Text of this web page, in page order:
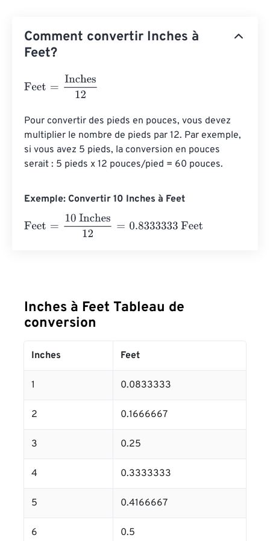
Comment convertir Inches à
Feet?
Feet= Inches12
Pour convertir des pieds en pouces, vous devez
multiplier le nombre de pieds par 12. Par exemple,
si vous avez 5 pieds, la conversion en pouces
serait : 5 pieds x 12 pouces/pied = 60 pouces.
Exemple: Convertir 10 Inches à Feet
Feet = 10 Inches12=0.8333333 Feet
Inches à Feet Tableau de
conversion
Inches Feet
1 0.0833333
2 0.1666667
3 0.25
4 0.3333333
5 0.4166667
6 0.5